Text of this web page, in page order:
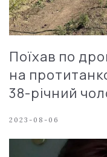
Поїхав по
на
38-річний
2023-08-06